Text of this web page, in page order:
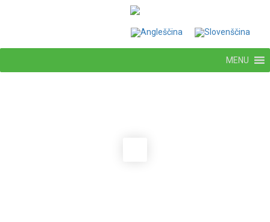
MENU